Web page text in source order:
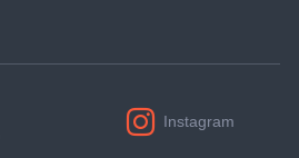
Instagram